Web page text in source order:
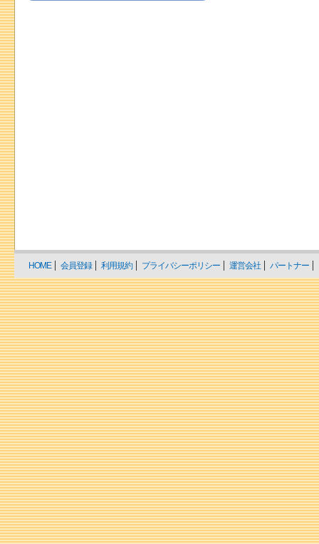
HOME 会員登録 利用規約 プライバシーポリシー 運営会社 パートナー